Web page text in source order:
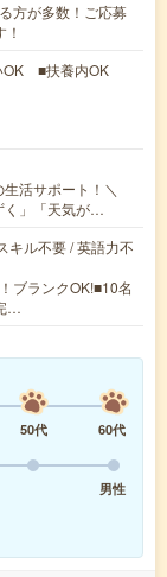
方が多数！ご応募
OK ■扶養内OK
活サポート！＼
く」「天気が…
キル不要 / 英語力不
ブランクOK!■10名
…
50代
60代
男性